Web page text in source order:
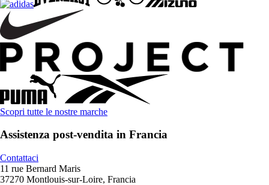
Scopri tutte le nostre marche
Assistenza post-vendita in Francia
Contattaci
11 rue Bernard Maris
37270 Montlouis-sur-Loire, Francia